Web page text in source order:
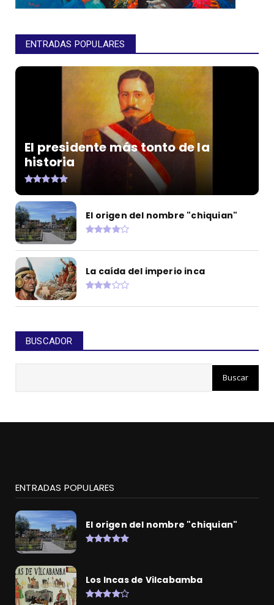
ENTRADAS POPULARES
El presidente más tonto de la
historia
El origen del nombre "chiquian"
La caída del imperio inca
BUSCADOR
ENTRADAS POPULARES
El origen del nombre "chiquian"
Los Incas de Vilcabamba